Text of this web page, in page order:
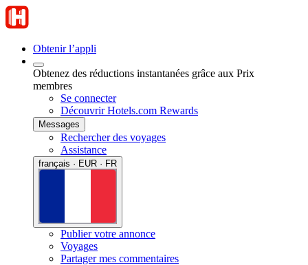
Obtenir l’appli
Obtenez des réductions instantanées grâce aux Prix
membres
Se connecter
Découvrir Hotels.com Rewards
Messages
Rechercher des voyages
Assistance
français · EUR · FR
Publier votre annonce
Voyages
Partager mes commentaires